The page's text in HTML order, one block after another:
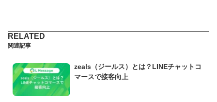
関連記事
zeals（ジールス）とは？LINEチャットコ
マースで接客向上